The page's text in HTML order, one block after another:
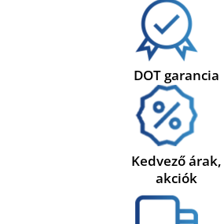
DOT garancia
Kedvező árak,
akciók